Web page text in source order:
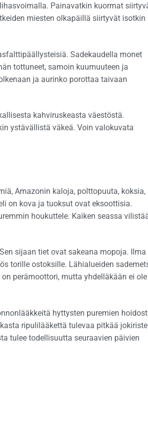
Painavatkin kuormat
miesten olkapäillä siirtyvät isotkin
Sadekaudella monet
tottuneet, samoin kuumuuteen ja
ja aurinko porottaa taivaan
kahviruskeasta väestöstä.
ystävällistä väkeä. Voin valokuvata
Amazonin kaloja, polttopuuta, koksia,
on kova ja tuoksut ovat eksoottisia.
houkuttele. Kaiken seassa
sijaan tiet ovat sakeana mopoja. Ilma
torille ostoksille. Lähialueiden
perämoottori, mutta yhdelläkään ei ole
hyttysten puremien
ripulilääkettä tulevaa pitkää
tulee todellisuutta seuraavien päivien